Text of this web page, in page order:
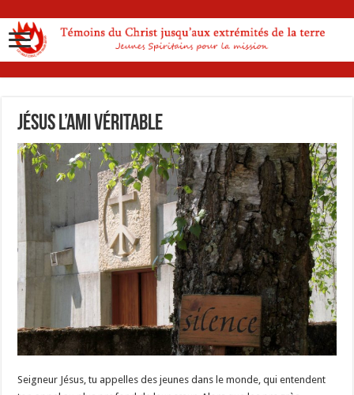
Jésus l’Ami véritable
Seigneur Jésus, tu appelles des jeunes dans le monde, qui entendent